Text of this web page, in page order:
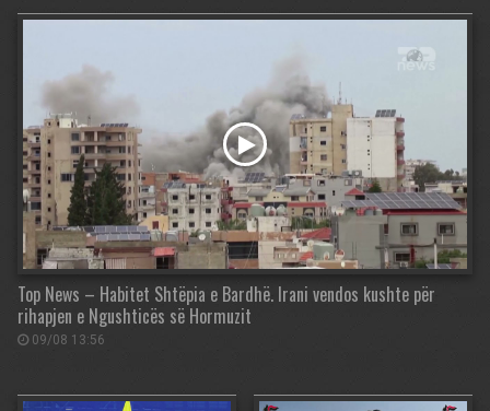
Top News – Habitet Shtëpia e Bardhë. Irani vendos kushte për
rihapjen e Ngushticës së Hormuzit
09/08 13:56